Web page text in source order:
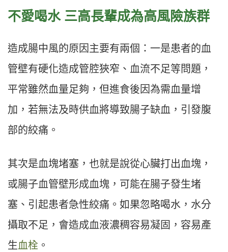
不愛喝水 三高長輩成為高風險族群
造成腸中風的原因主要有兩個：一是患者的血
管壁有硬化造成管腔狹窄、血流不足等問題，
平常雖然血量足夠，但進食後因為需血量增
加，若無法及時供血將導致腸子缺血，引發腹
部的絞痛。
其次是血塊堵塞，也就是說從心臟打出血塊，
或腸子血管壁形成血塊，可能在腸子發生堵
塞、引起患者急性絞痛。如果忽略喝水，水分
攝取不足，會造成血液濃稠容易凝固，容易產
生血栓 。